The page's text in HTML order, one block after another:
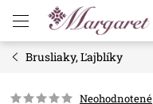
obsah
Brusliaky, Ľajblíky
Neohodnotené